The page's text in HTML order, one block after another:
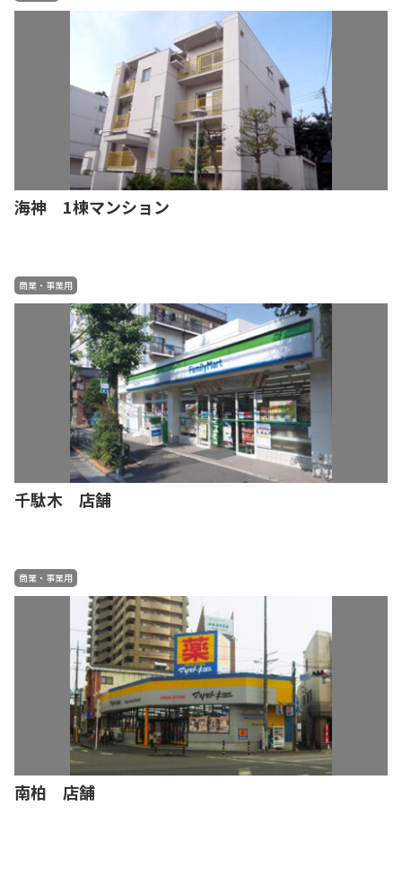
海神 1棟マンション
商業・事業用
千駄木 店舗
商業・事業用
南柏 店舗